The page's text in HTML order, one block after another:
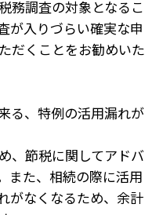
務調査の対象となるこ
が入りづらい確実な申
だくことをお勧めいた
る、特例の活用漏れが
、節税に関してアドバ
また、相続の際に活用
がなくなるため、余計